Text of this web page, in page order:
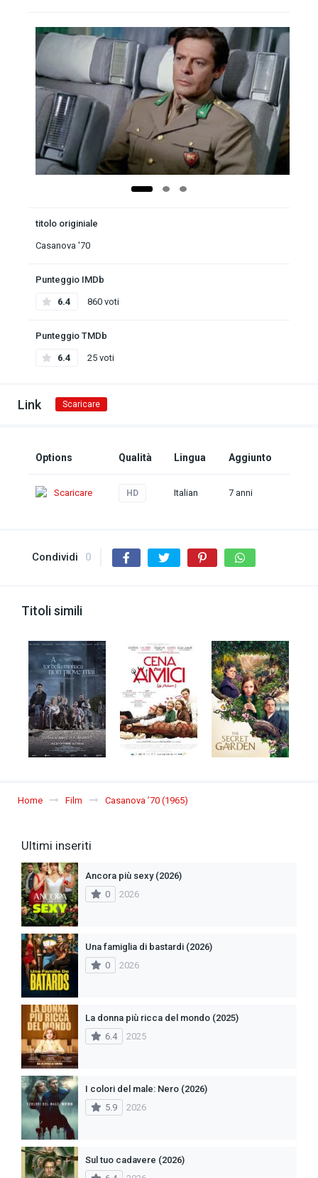
titolo originiale
Casanova '70
Punteggio IMDb
6.4 860 voti
Punteggio TMDb
6.4 25 voti
Link Scaricare
Options Qualità Lingua Aggiunto
Scaricare HD Italian 7 anni
Condividi 0
Titoli simili
Home Film Casanova ’70 (1965)
Ultimi inseriti
Ancora più sexy (2026)
0
2026
Una famiglia di bastardi (2026)
0
2026
La donna più ricca del mondo (2025)
6.4
2025
I colori del male: Nero (2026)
5.9
2026
Sul tuo cadavere (2026)